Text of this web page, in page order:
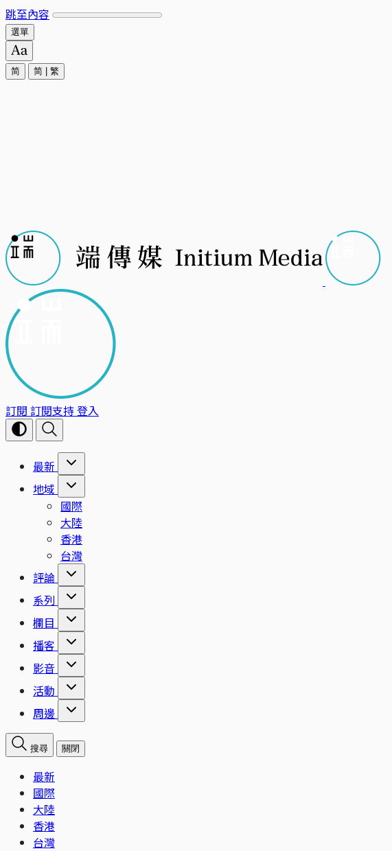
跳至內容
選單
简 简 繁
訂閱 訂閱支持登入
最新
地域
國際
大陸
香港
台灣
評論
系列
欄目
播客
影音
活動
周邊
搜尋 關閉
最新
國際
大陸
香港
台灣